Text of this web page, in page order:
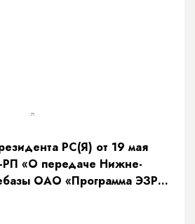
РС(Я) от 19 мая
«О передаче Нижне-
ОАО «Программа ЭЗР